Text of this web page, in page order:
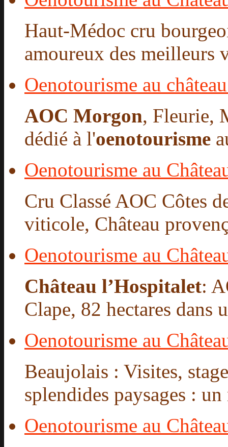
Haut-Médoc cru
amoureux des meilleurs
Oenotourisme au
AOC Morgon, Fleurie,
dédié à l'oenotourisme
Oenotourisme au
Cru Classé AOC Côtes
viticole, Château
Oenotourisme au
Château l’Hospitalet:
Clape, 82 hectares dans
Oenotourisme au
Beaujolais : Visites,
splendides paysages :
Oenotourisme au